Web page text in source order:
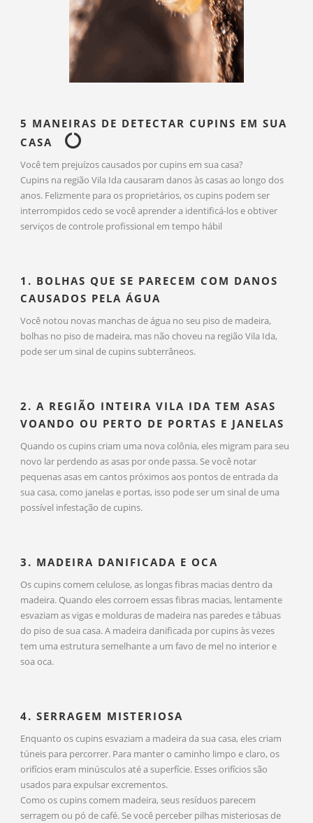
5 MANEIRAS DE DETECTAR CUPINS EM SUA
CASA
Você tem prejuízos causados por cupins em sua casa?
Cupins na região Vila Ida causaram danos às casas ao longo dos
anos. Felizmente para os proprietários, os cupins podem ser
interrompidos cedo se você aprender a identificá-los e obtiver
serviços de controle profissional em tempo hábil
1. BOLHAS QUE SE PARECEM COM DANOS
CAUSADOS PELA ÁGUA
Você notou novas manchas de água no seu piso de madeira,
bolhas no piso de madeira, mas não choveu na região Vila Ida,
pode ser um sinal de cupins subterrâneos.
2. A REGIÃO INTEIRA VILA IDA TEM ASAS
VOANDO OU PERTO DE PORTAS E JANELAS
Quando os cupins criam uma nova colônia, eles migram para seu
novo lar perdendo as asas por onde passa. Se você notar
pequenas asas em cantos próximos aos pontos de entrada da
sua casa, como janelas e portas, isso pode ser um sinal de uma
possível infestação de cupins.
3. MADEIRA DANIFICADA E OCA
Os cupins comem celulose, as longas fibras macias dentro da
madeira. Quando eles corroem essas fibras macias, lentamente
esvaziam as vigas e molduras de madeira nas paredes e tábuas
do piso de sua casa. A madeira danificada por cupins às vezes
tem uma estrutura semelhante a um favo de mel no interior e
soa oca.
4. SERRAGEM MISTERIOSA
Enquanto os cupins esvaziam a madeira da sua casa, eles criam
túneis para percorrer. Para manter o caminho limpo e claro, os
orifícios eram minúsculos até a superfície. Esses orifícios são
usados para expulsar excrementos.
Como os cupins comem madeira, seus resíduos parecem
serragem ou pó de café. Se você perceber pilhas misteriosas de